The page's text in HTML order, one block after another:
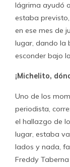
lágrima ayudó
estaba
en ese mes de
lugar, dando la
esconder bajo
¡Michelito,
Uno de los
periodista,
el hallazgo de
lugar, estaba
lados y nada,
Freddy